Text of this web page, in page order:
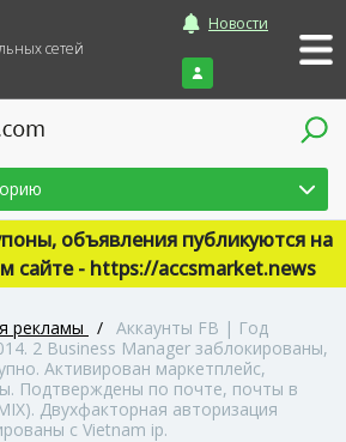
сетей
Новости
Войти
объявления публикуются на
сайте - https://accsmarket.news
рекламы / Аккаунты FB | Год
2 Business Manager заблокированы,
Активирован маркетплейс,
Подтверждены по почте, почты в
Двухфакторная авторизация
с Vietnam ip.